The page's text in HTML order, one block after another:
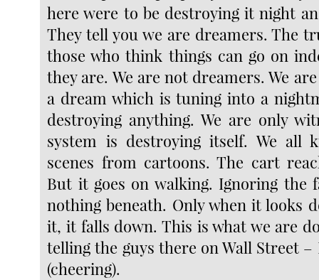
here were to be destroying it night
They tell you we are dreamers. The
those who think things can go on
they are. We are not dreamers. We
a dream which is tuning into a
destroying anything. We are only
system is destroying itself. We all
scenes from cartoons. The cart
But it goes on walking. Ignoring the
nothing beneath. Only when it looks
it, it falls down. This is what we are
telling the guys there on Wall Street –
(cheering).